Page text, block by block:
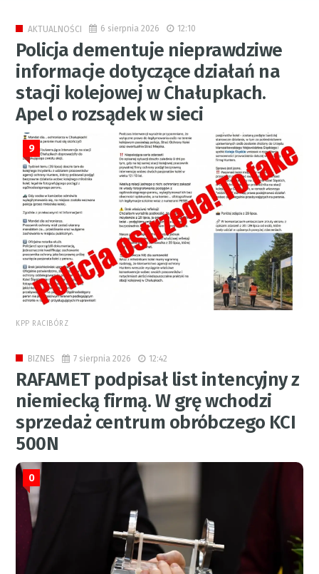
AKTUALNOŚCI 6 sierpnia 2026 12:10
Policja dementuje nieprawdziwe
informacje dotyczące działań na
stacji kolejowej w Chałupkach.
Apel o rozsądek w sieci
9
KPP RACIBÓRZ
BIZNES 7 sierpnia 2026 12:42
RAFAMET podpisał list intencyjny z
niemiecką firmą. W grę wchodzi
sprzedaż centrum obróbczego KCI
500N
0